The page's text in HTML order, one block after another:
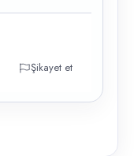
Şikayet et